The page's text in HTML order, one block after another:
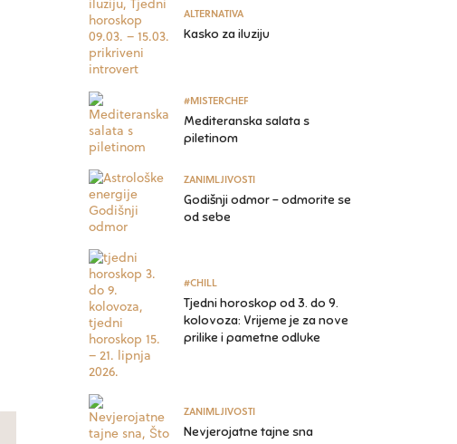
ALTERNATIVA
Kasko za iluziju
#MISTERCHEF
Mediteranska salata s
piletinom
ZANIMLJIVOSTI
Godišnji odmor – odmorite se
od sebe
#CHILL
Tjedni horoskop od 3. do 9.
kolovoza: Vrijeme je za nove
prilike i pametne odluke
ZANIMLJIVOSTI
Nevjerojatne tajne sna